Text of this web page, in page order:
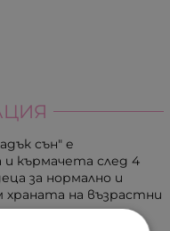
сън" e
и кърмачета след 4
за нормално и
храната на възрастни